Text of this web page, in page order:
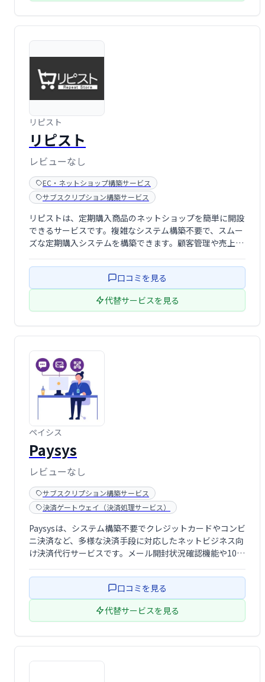
リピスト
リピスト
レビューなし
EC・ネットショップ構築サービス
サブスクリプション構築サービス
リピストは、定期購入商品のネットショップを簡単に開設
できるサービスです。複雑なシステム構築不要で、スムー
ズな定期購入システムを構築できます。顧客管理や売上管
す。手軽に始められる定期購入ビジネスで、安定した収益
獲得を目指しましょう。口コミを見る
代替サービスを見る
ペイシス
Paysys
レビューなし
サブスクリプション構築サービス
決済ゲートウェイ（決済処理サービス）
Paysysは、システム構築不要でクレジットカードやコンビ
ニ決済など、多様な決済手段に対応したネットビジネス向
け決済代行サービスです。メール開封状況確認機能や10種
な機能でビジネスを強力にサポートします。面倒な設定は
不要で、スムーズに導入いただけま …
口コミを見る
代替サービスを見る